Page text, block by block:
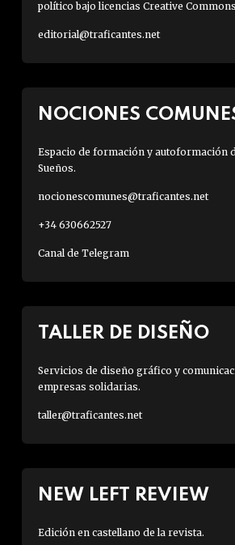
político bajo licencias Creative
editorial@traficantes.net
NOCIONES
Espacio de formación y autoformación
Sueños.
nocionescomunes@traficantes.net
+34 630662527
Canal de Telegram
TALLER DE DISEÑO
Servicios de diseño gráfico y
empresas solidarias.
taller@traficantes.net
NEW LEFT REVIEW
Edición en castellano de la revista.